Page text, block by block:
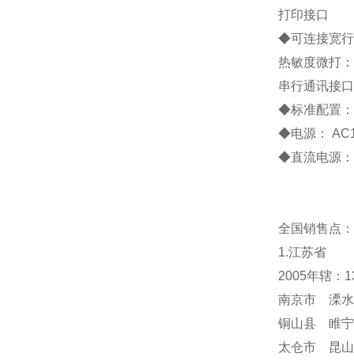
打印接口
◆可连接宽
热敏度微打：
串行通讯接口
◆标准配置
◆电源：
◆直流电源
全国销售点：
1.江苏省
2005年辖：
南京市 溧
铜山县 睢
太仓市 昆